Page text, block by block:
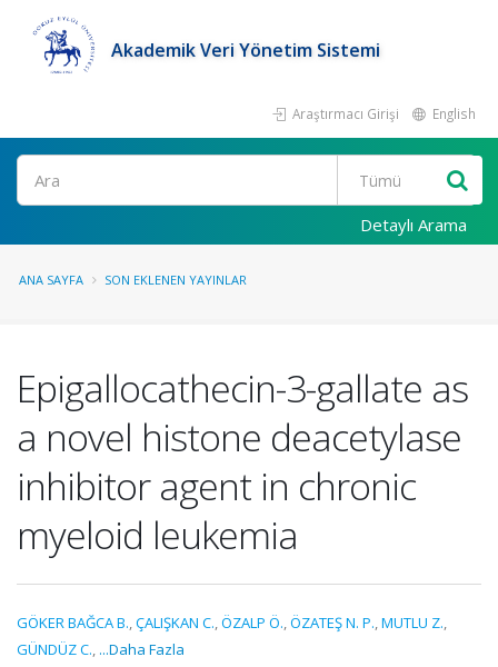
Akademik Veri Yönetim Sistemi
Araştırmacı Girişi English
Ara
Detaylı Arama
ANA SAYFA SON EKLENEN YAYINLAR
Epigallocathecin-3-gallate as
a novel histone deacetylase
inhibitor agent in chronic
myeloid leukemia
GÖKER BAĞCA B.,ÇALIŞKAN C.,ÖZALP Ö.,ÖZATEŞ N. P.,MUTLU Z.,
GÜNDÜZ C., ...Daha Fazla